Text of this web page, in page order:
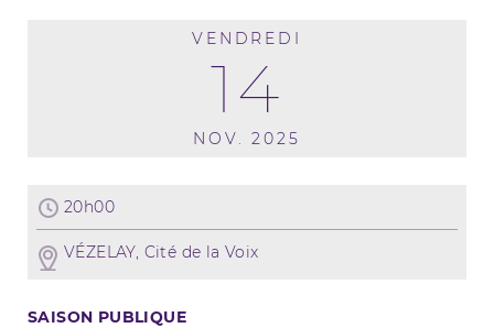
VENDREDI
14
NOV. 2025
20h00
VÉZELAY, Cité de la Voix
SAISON PUBLIQUE